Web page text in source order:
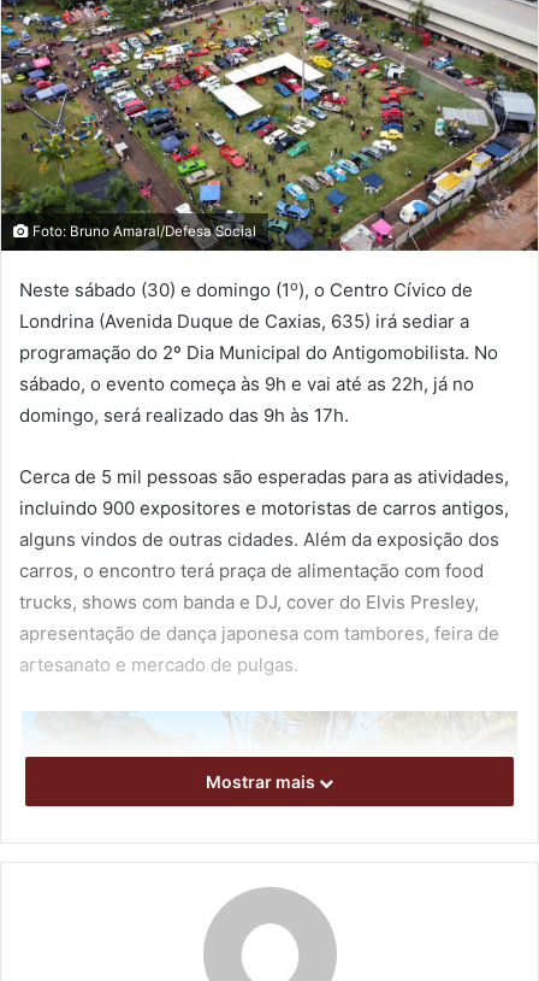
Foto: Bruno Amaral/Defesa Social
Neste sábado (30) e domingo (1o), o Centro Cívico de
Londrina (Avenida Duque de Caxias, 635) irá sediar a
programação do 2º Dia Municipal do Antigomobilista. No
sábado, o evento começa às 9h e vai até as 22h, já no
domingo, será realizado das 9h às 17h.
Cerca de 5 mil pessoas são esperadas para as atividades,
incluindo 900 expositores e motoristas de carros antigos,
alguns vindos de outras cidades. Além da exposição dos
carros, o encontro terá praça de alimentação com food
trucks, shows com banda e DJ, cover do Elvis Presley,
apresentação de dança japonesa com tambores, feira de
artesanato e mercado de pulgas.
Mostrar mais